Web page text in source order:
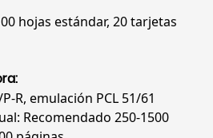
hojas estándar, 20 tarjetas
R, emulación PCL 51/61
Recomendado 250-1500